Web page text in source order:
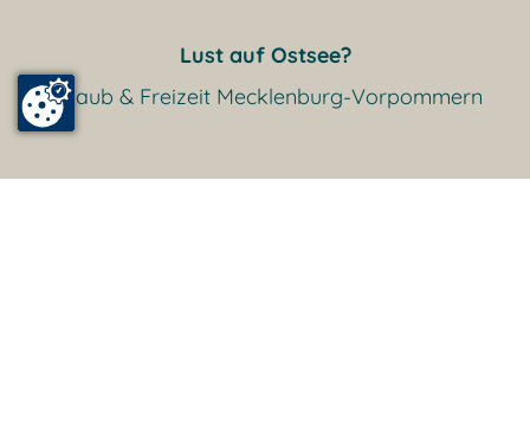
Lust auf Ostsee?
Urlaub & Freizeit Mecklenburg-Vorpommern